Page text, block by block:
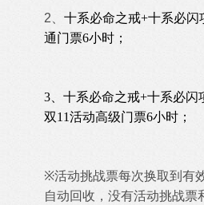
2、 十系必命之戒+十系必闪
通门票6小时；
3、十系必命之戒+十系必闪
双11活动高级门票6小时；
※活动挑战票每次换取到有
自动回收，没有活动挑战票